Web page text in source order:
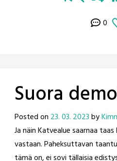
0
Suora
Posted on 23. 03. 2023by
Ja näin Katvealue saarnaa
vastaan. Paheksuttavan
tämä on, ei sovi tällaisia